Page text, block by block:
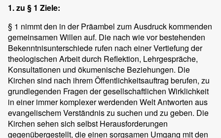
1. zu § 1 Ziele:
§ 1 nimmt den in der Präambel zum Ausdruck kommenden
gemeinsamen Willen auf. Die nach wie vor bestehenden
Bekenntnisunterschiede rufen nach einer Vertiefung der
theologischen Arbeit durch Reflektion, Lehrgespräche,
Konsultationen und ökumenische Beziehungen. Die
Kirchen sind nach ihrem Öffentlichkeitsauftrag berufen, zu
grundlegenden Fragen der gesellschaftlichen Wirklichkeit
in einer immer komplexer werdenden Welt Antworten aus
evangelischem Verständnis zu suchen und zu geben. Die
Kirchen sehen sich selbst Herausforderungen
gegenübergestellt, die einen sorgsamen Umgang mit den